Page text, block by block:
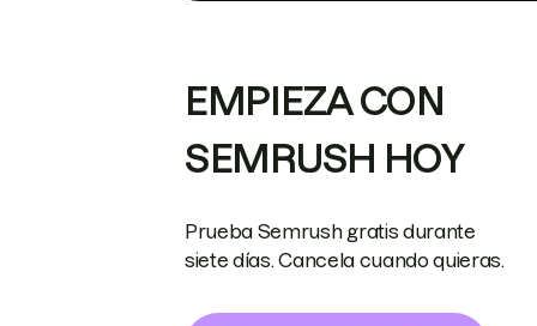
EMPIEZA CON
SEMRUSH HOY
Prueba Semrush gratis durante
siete días. Cancela cuando quieras.